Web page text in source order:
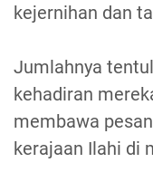
kejernihan dan
Jumlahnya
kehadiran
membawa
kerajaan Ilahi di